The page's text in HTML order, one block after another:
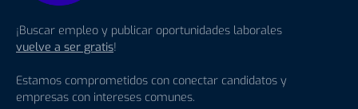
¡Buscar empleo y publicar oportunidades laborales
vuelve a ser gratis!
Estamos comprometidos con conectar candidatos y
empresas con intereses comunes.